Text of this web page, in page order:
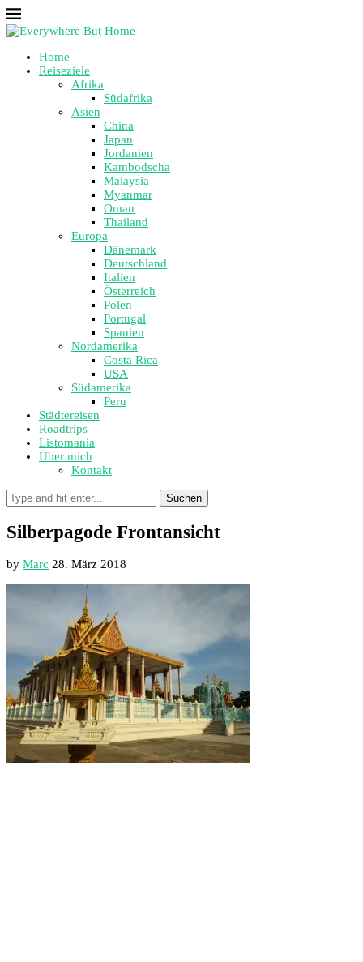
Home
Reiseziele
Afrika
Südafrika
Asien
China
Japan
Jordanien
Kambodscha
Malaysia
Myanmar
Oman
Thailand
Europa
Dänemark
Deutschland
Italien
Österreich
Polen
Portugal
Spanien
Nordamerika
Costa Rica
USA
Südamerika
Peru
Städtereisen
Roadtrips
Listomania
Über mich
Kontakt
Suchen
Silberpagode Frontansicht
by Marc 28. März 2018